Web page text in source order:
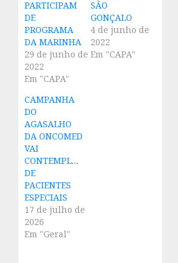
PARTICIPAM
DE
PROGRAMA
DA MARINHA
29 de junho de
2022
Em "CAPA"
SÃO
GONÇALO
4 de junho de
2022
Em "CAPA"
CAMPANHA
DO
AGASALHO
DA ONCOMED
VAI
CONTEMPLARASSOCIAÇÃO
DE
PACIENTES
ESPECIAIS
17 de julho de
2026
Em "Geral"